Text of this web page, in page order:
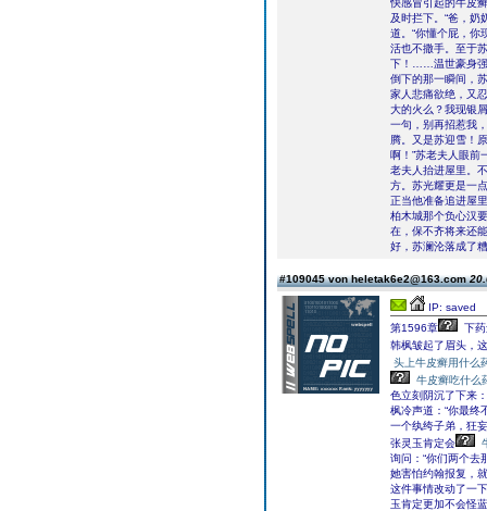
快感冒引起的牛皮
及时拦下。“爸，奶
道。“你懂个屁，你
活也不撒手。至于
下！……温世豪身强
倒下的那一瞬间，
家人悲痛欲绝，又
大的火么？我现银
一句，别再招惹我
腾。又是苏迎雪！
啊！”苏老夫人眼前
老夫人抬进屋里。
方。苏光耀更是一
正当他准备追进屋
柏木城那个负心汉
在，保不齐将来还
好，苏澜沦落成了
#109045 von heletak6e2@163.com
IP: saved
第1596章
下
韩枫皱起了眉头，
头上牛皮癣用什么
牛皮癣吃什么
色立刻阴沉了下来
枫冷声道：“你最
一个纨绔子弟，狂
张灵玉肯定会
询问：“你们两个去
她害怕约翰报复，
这件事情改动了一
玉肯定更加不会怪